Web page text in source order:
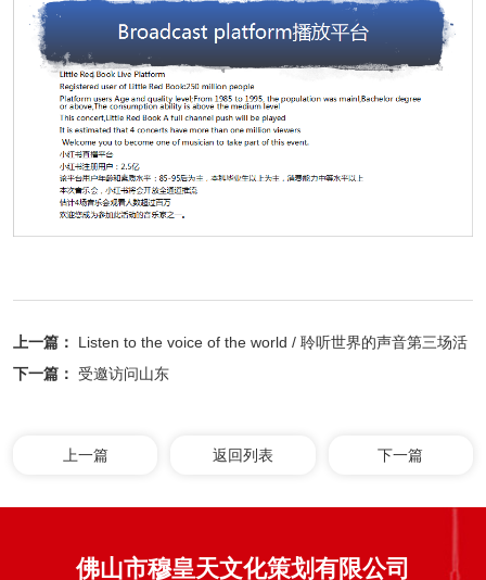
上一篇：
Listen to the voice of the world / 聆听世界的声音第三场活
动
下一篇： 受邀访问山东
上一篇 返回列表 下一篇
佛山市穆皇天文化策划有限公司